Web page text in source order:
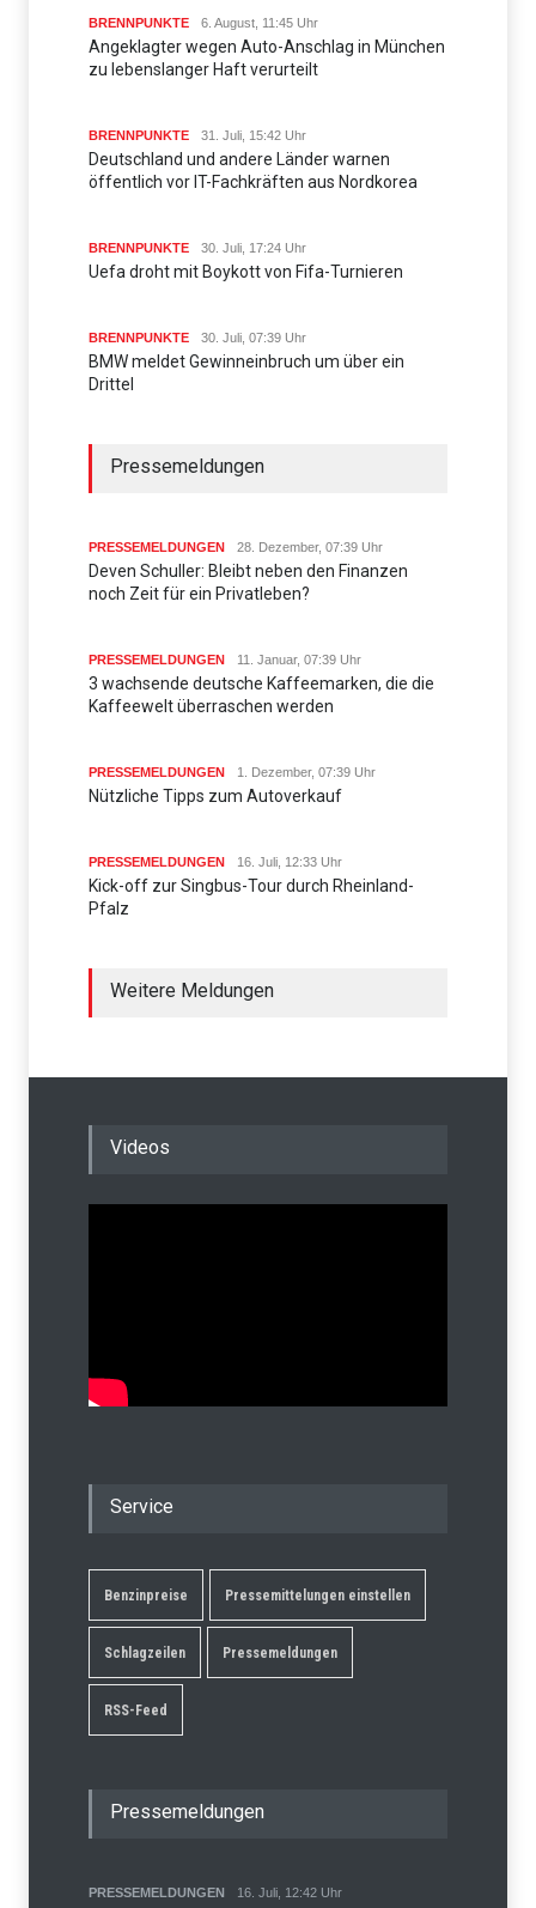
BRENNPUNKTE 6. August, 11:45 Uhr
Angeklagter wegen Auto-Anschlag in München
zu lebenslanger Haft verurteilt
BRENNPUNKTE 31. Juli, 15:42 Uhr
Deutschland und andere Länder warnen
öffentlich vor IT-Fachkräften aus Nordkorea
BRENNPUNKTE 30. Juli, 17:24 Uhr
Uefa droht mit Boykott von Fifa-Turnieren
BRENNPUNKTE 30. Juli, 07:39 Uhr
BMW meldet Gewinneinbruch um über ein
Drittel
Pressemeldungen
PRESSEMELDUNGEN 28. Dezember, 07:39 Uhr
Deven Schuller: Bleibt neben den Finanzen
noch Zeit für ein Privatleben?
PRESSEMELDUNGEN 11. Januar, 07:39 Uhr
3 wachsende deutsche Kaffeemarken, die die
Kaffeewelt überraschen werden
PRESSEMELDUNGEN 1. Dezember, 07:39 Uhr
Nützliche Tipps zum Autoverkauf
PRESSEMELDUNGEN 16. Juli, 12:33 Uhr
Kick-off zur Singbus-Tour durch Rheinland-
Pfalz
Weitere Meldungen
Videos
Service
Benzinpreise Pressemittelungen einstellen
Schlagzeilen Pressemeldungen
RSS-Feed
Pressemeldungen
PRESSEMELDUNGEN 16. Juli, 12:42 Uhr